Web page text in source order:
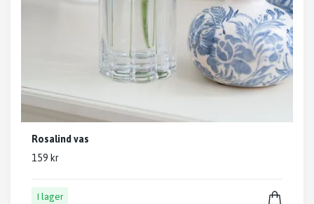
Rosalind vas
159 kr
I lager